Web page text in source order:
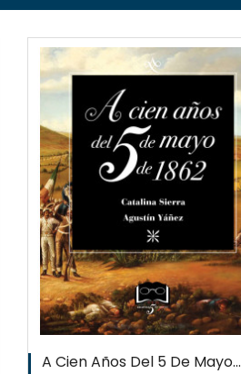
A Cien Años Del 5 De Mayo...
WISHLIST